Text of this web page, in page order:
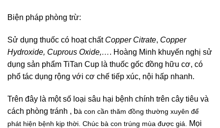
Biện pháp phòng trừ:
Sử dụng thuốc có hoạt chất Copper Citrate, Copper
Hydroxide, Cuprous Oxide,…. Hoàng Minh khuyến nghị sử
dụng sản phẩm TiTan Cup là thuốc gốc đồng hữu cơ, có
phổ tác dụng rộng với cơ chế tiếp xúc, nội hấp nhanh.
Trên đây là một số loại sâu hại bệnh chính trên cây tiêu và
cách phòng tránh , bà con cần thăm đồng thường xuyên để
phát hiện bệnh kịp thời. Chúc bà con trúng mùa được giá.
Mọi